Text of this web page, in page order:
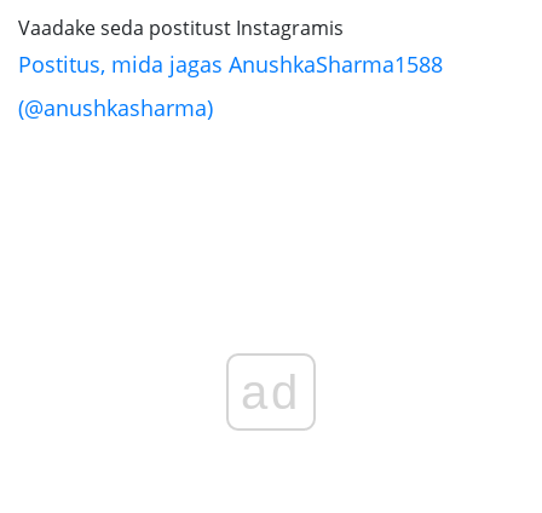
Vaadake seda postitust Instagramis
Postitus, mida jagas AnushkaSharma1588
(@anushkasharma)
ad